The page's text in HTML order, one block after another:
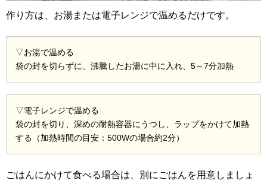
作り方は、お湯または電子レンジで温めるだけです。
▽お湯で温める
袋の封を切らずに、沸騰したお湯に中に入れ、5～7分加熱
▽電子レンジで温める
袋の封を切り、深めの耐熱容器にうつし、ラップをかけて加熱
する（加熱時間の目安：500Wの場合約2分）
ごはんにかけて食べる場合は、別にごはんを用意しましょ